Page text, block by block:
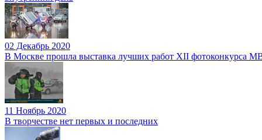
02 Декабрь 2020
В Москве прошла выставка лучших работ XII фотоконкурса
11 Ноябрь 2020
В творчестве нет первых и последних